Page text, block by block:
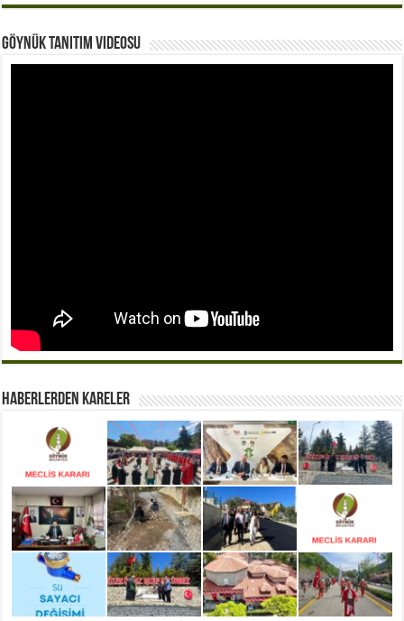
Göynük Tanıtım Videosu
Haberlerden Kareler